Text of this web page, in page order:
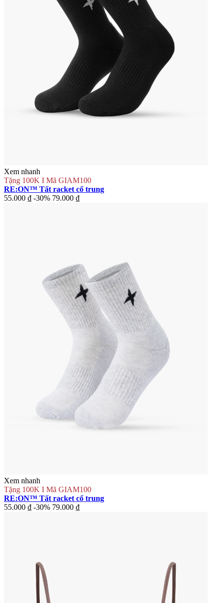
Xem nhanh
Tặng 100K I Mã GIAM100
RE:ON™ Tất racket cổ trung
55.000 ₫ -30% 79.000 ₫
Xem nhanh
Tặng 100K I Mã GIAM100
RE:ON™ Tất racket cổ trung
55.000 ₫ -30% 79.000 ₫